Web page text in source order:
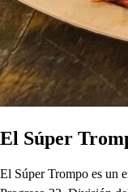
El Súper
El Súper Trompo es un